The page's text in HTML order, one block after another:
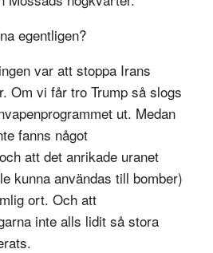
egentligen?
var att stoppa Irans
Om vi får tro Trump så slogs
ut. Medan
fanns något
att det anrikade uranet
kunna användas till bomber)
ort. Och att
inte alls lidit så stora